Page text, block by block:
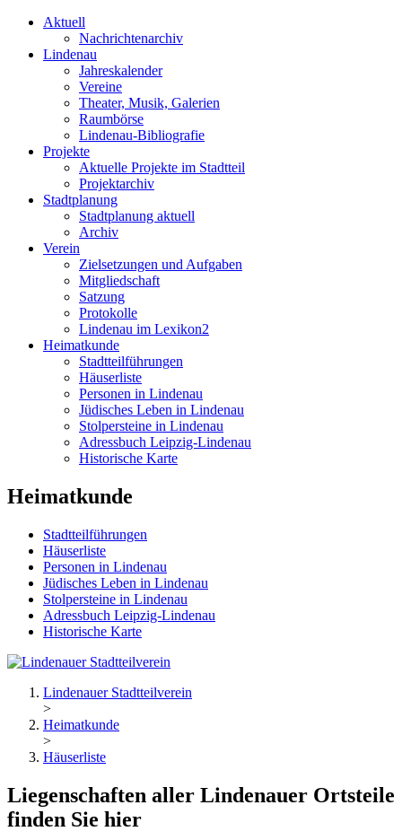
Aktuell
Nachrichtenarchiv
Lindenau
Jahreskalender
Vereine
Theater, Musik, Galerien
Raumbörse
Lindenau-Bibliografie
Projekte
Aktuelle Projekte im Stadtteil
Projektarchiv
Stadtplanung
Stadtplanung aktuell
Archiv
Verein
Zielsetzungen und Aufgaben
Mitgliedschaft
Satzung
Protokolle
Lindenau im Lexikon2
Heimatkunde
Stadtteilführungen
Häuserliste
Personen in Lindenau
Jüdisches Leben in Lindenau
Stolpersteine in Lindenau
Adressbuch Leipzig-Lindenau
Historische Karte
Heimatkunde
Stadtteilführungen
Häuserliste
Personen in Lindenau
Jüdisches Leben in Lindenau
Stolpersteine in Lindenau
Adressbuch Leipzig-Lindenau
Historische Karte
Lindenauer Stadtteilverein
>
Heimatkunde
>
Häuserliste
Liegenschaften aller Lindenauer Ortsteile
finden Sie hier